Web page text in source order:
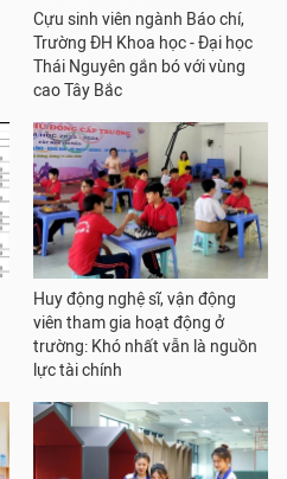
Cựu sinh viên ngành Báo chí,
Trường ĐH Khoa học - Đại học
Thái Nguyên gắn bó với vùng
cao Tây Bắc
Huy động nghệ sĩ, vận động
viên tham gia hoạt động ở
trường: Khó nhất vẫn là nguồn
lực tài chính